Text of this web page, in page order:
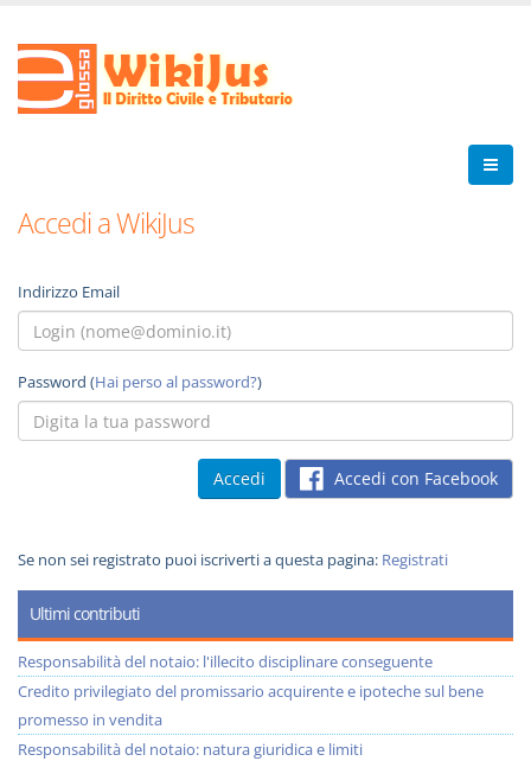
Accedi a WikiJus
Indirizzo Email
Password (Hai perso al password?)
Accedi con Facebook
Se non sei registrato puoi iscriverti a questa pagina: Registrati
Ultimi contributi
Responsabilità del notaio: l'illecito disciplinare conseguente
Credito privilegiato del promissario acquirente e ipoteche sul bene
promesso in vendita
Responsabilità del notaio: natura giuridica e limiti